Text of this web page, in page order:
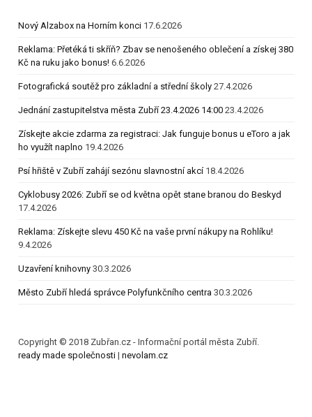
Nový Alzabox na Horním konci 17.6.2026
Reklama: Přetéká ti skříň? Zbav se nenošeného oblečení a získej 380
Kč na ruku jako bonus! 6.6.2026
Fotografická soutěž pro základní a střední školy 27.4.2026
Jednání zastupitelstva města Zubří 23.4.2026 14:00 23.4.2026
Získejte akcie zdarma za registraci: Jak funguje bonus u eToro a jak
ho využít naplno 19.4.2026
Psí hřiště v Zubří zahájí sezónu slavnostní akcí 18.4.2026
Cyklobusy 2026: Zubří se od května opět stane branou do Beskyd
17.4.2026
Reklama: Získejte slevu 450 Kč na vaše první nákupy na Rohlíku!
9.4.2026
Uzavření knihovny 30.3.2026
Město Zubří hledá správce Polyfunkčního centra 30.3.2026
Copyright © 2018 Zubřan.cz - Informační portál města Zubří.
ready made společnosti | nevolam.cz